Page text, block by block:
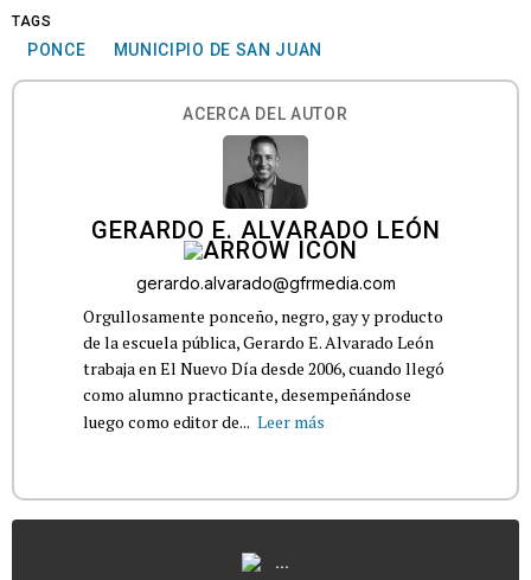
TAGS
PONCE MUNICIPIO DE SAN JUAN
ACERCA DEL AUTOR
GERARDO E. ALVARADO LEÓN
gerardo.alvarado@gfrmedia.com
Orgullosamente ponceño, negro, gay y producto
de la escuela pública, Gerardo E. Alvarado León
trabaja en El Nuevo Día desde 2006, cuando llegó
como alumno practicante, desempeñándose
luego como editor de... Leer más
...